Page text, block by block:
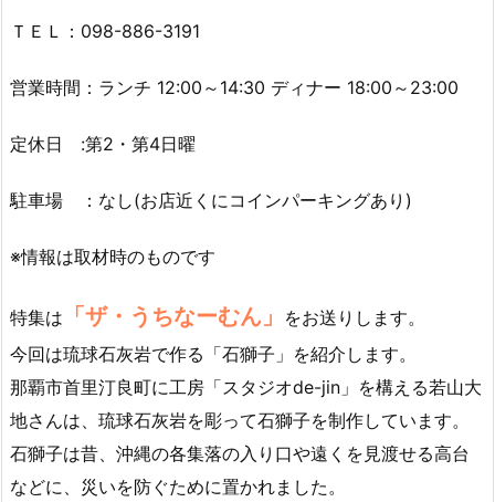
ＴＥＬ：098-886-3191
営業時間：ランチ 12:00～14:30 ディナー 18:00～23:00
定休日 :第2・第4日曜
駐車場 ：なし(お店近くにコインパーキングあり)
※情報は取材時のものです
特集は 「ザ・うちなーむん」
をお送りします。
今回は琉球石灰岩で作る「石獅子」を紹介します。
那覇市首里汀良町に工房「スタジオde-jin」を構える若山大
地さんは、琉球石灰岩を彫って石獅子を制作しています。
石獅子は昔、沖縄の各集落の入り口や遠くを見渡せる高台
などに、災いを防ぐために置かれました。